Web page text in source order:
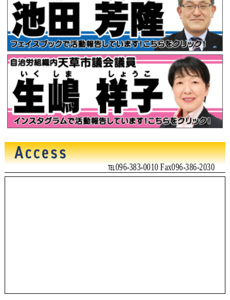
℡096-383-0010 Fax096-386-2030